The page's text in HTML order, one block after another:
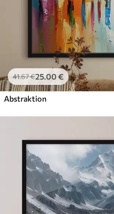
41.67€25.00 €
Abstraktion